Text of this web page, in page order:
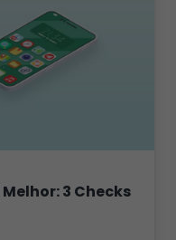
3 Checks